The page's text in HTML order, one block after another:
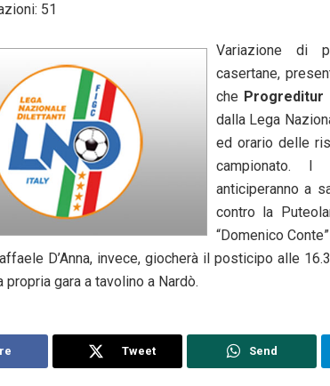
51
Variazione di
casertane,
che Progreditur
dalla Lega
ed orario delle
campionato. I
anticiperanno a
contro la
“Domenico
D’Anna, invece, giocherà il posticipo alle
propria gara a tavolino a Nardò.
Tweet Send